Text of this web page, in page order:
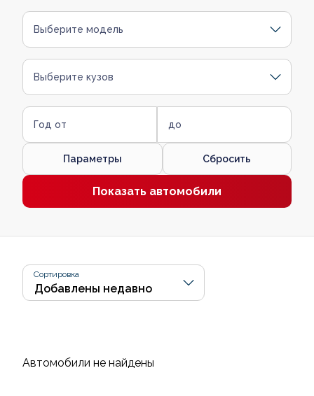
Выберите модель
Выберите кузов
Год от до
Параметры Сбросить
Показать автомобили
Сортировка
Автомобили не найдены